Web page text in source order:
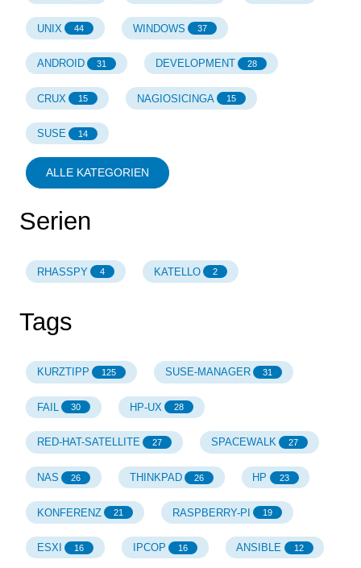
UNIX 44 WINDOWS 37
ANDROID 31 DEVELOPMENT 28
CRUX 15 NAGIOSICINGA 15
SUSE 14
ALLE KATEGORIEN
Serien
RHASSPY 4 KATELLO 2
Tags
KURZTIPP 125 SUSE-MANAGER 31
FAIL 30 HP-UX 28
RED-HAT-SATELLITE 27 SPACEWALK 27
NAS 26 THINKPAD 26 HP 23
KONFERENZ 21 RASPBERRY-PI 19
ESXI 16 IPCOP 16 ANSIBLE 12